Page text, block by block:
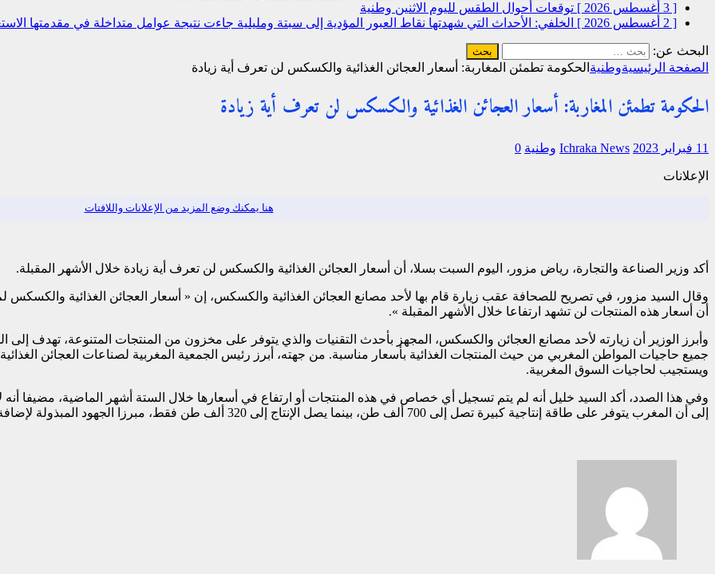
[ 3 أغسطس 2026 ]
توقعات أحوال الطقس لليوم الاثنين وطنية
[ 2 أغسطس 2026 ]
الخلفي: الأحداث التي شهدتها نقاط العبور المؤدية إلى سبتة ومليلية جاءت نتيجة عوامل متداخلة في مقدمتها
البحث عن:
الصفحة الرئيسيةوطنية الحكومة تطمئن المغاربة: أسعار العجائن الغذائية والكسكس لن تعرف أية زيادة
الحكومة تطمئن المغاربة: أسعار العجائن الغذائية والكسكس لن تعرف أية زيادة
11 فبراير 2023 Ichraka News وطنية 0
الإعلانات
هنا يمكنك وضع المزيد من الإعلانات واللافتات
أكد وزير الصناعة والتجارة، رياض مزور، اليوم السبت بسلا، أن أسعار العجائن الغذائية والكسكس لن تعرف أية زيادة خلال الأشهر المقبلة.
وقال السيد مزور، في تصريح للصحافة عقب زيارة قام بها لأحد مصانع العجائن الغذائية والكسكس، إن « أسعار العجائن الغذائية
أن أسعار هذه المنتجات لن تشهد ارتفاعا خلال الأشهر المقبلة ».
وأبرز الوزير أن زيارته لأحد مصانع العجائن والكسكس، المجهز بأحدث التقنيات والذي يتوفر على مخزون من المنتجات المتنوعة، تهدف
جميع حاجيات المواطن المغربي من حيث المنتجات الغذائية بأسعار مناسبة. من جهته، أبرز رئيس الجمعية المغربية لصناعات العجائن
ويستجيب لحاجيات السوق المغربية.
وفي هذا الصدد، أكد السيد خليل أنه لم يتم تسجيل أي خصاص في هذه المنتجات أو ارتفاع في أسعارها خلال الستة أشهر الماضية، مضيفا
إلى أن المغرب يتوفر على طاقة إنتاجية كبيرة تصل إلى 700 ألف طن، بينما يصل الإنتاج إلى 320 ألف طن فقط، مبرزا الجهود المبذولة لإضافة هامش الإنتاج الإضافي المتبقي.